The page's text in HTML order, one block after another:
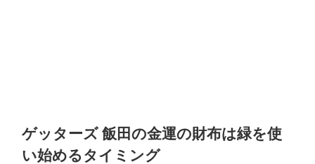
ゲッターズ 飯田の金運の財布は緑を使
い始めるタイミング